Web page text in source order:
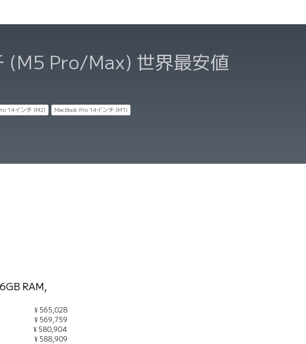
(M5 Pro/Max) 世界最安値
14インチ (M2) MacBook Pro 14インチ (M1)
RAM,
¥ 565,028
¥ 569,759
¥ 580,904
¥ 588,909